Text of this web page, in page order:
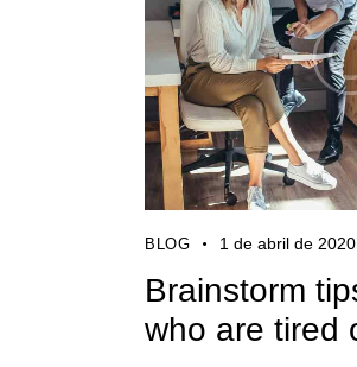
BLOG 1 de abril de 2020
Brainstorm
who are tired